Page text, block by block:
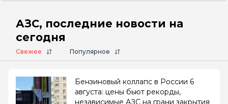
АЗС, последние новости на
сегодня
Свежее Популярное
Бензиновый коллапс в России 6
августа: цены бьют рекорды,
независимые АЗС на грани закрытия